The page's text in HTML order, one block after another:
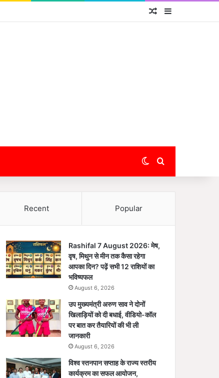
Random Article
Switch skin
Recent Popular
Rashifal 7 August 2026: मेष,
वृष, मिथुन से मीन तक कैसा रहेगा
आपका दिन? पढ़ें सभी 12 राशियों का
भविष्यफल
August 6, 2026
उप मुख्यमंत्री अरुण साव ने दोनों
खिलाड़ियों को दी बधाई, वीडियो-कॉल
पर बात कर तैयारियों की भी ली
जानकारी
August 6, 2026
विश्व स्तनपान सप्ताह के राज्य स्तरीय
कार्यक्रम का सफल आयोजन,